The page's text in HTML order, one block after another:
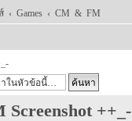
‹ Games ‹ CM & FM
++_-